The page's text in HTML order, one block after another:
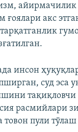
айирмачилик
ғоялари акс
инсон
суд эса
тақиқловчи
расмийлари
товон пули